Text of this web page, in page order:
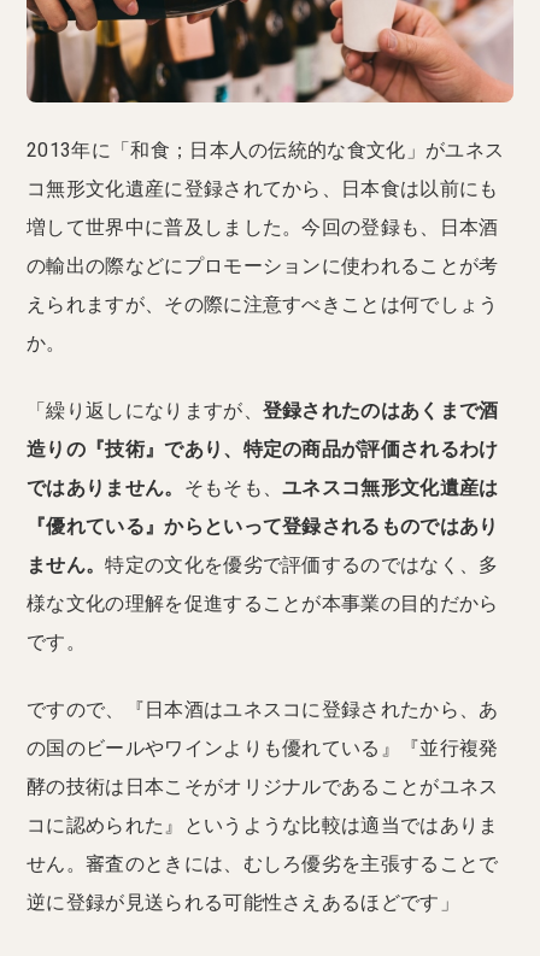
2013年に「和食；日本人の伝統的な食文化」がユネス
コ無形文化遺産に登録されてから、日本食は以前にも
増して世界中に普及しました。今回の登録も、日本酒
の輸出の際などにプロモーションに使われることが考
えられますが、その際に注意すべきことは何でしょう
か。
「繰り返しになりますが、 登録されたのはあくまで酒
造りの『技術』であり、特定の商品が評価されるわけ
ではありません。 そもそも、ユネスコ無形文化遺産は
『優れている』からといって登録されるものではあり
ません。特定の文化を優劣で評価するのではなく、多
様な文化の理解を促進することが本事業の目的だから
です。
ですので、『日本酒はユネスコに登録されたから、あ
の国のビールやワインよりも優れている』『並行複発
酵の技術は日本こそがオリジナルであることがユネス
コに認められた』というような比較は適当ではありま
せん。審査のときには、むしろ優劣を主張することで
逆に登録が見送られる可能性さえあるほどです」